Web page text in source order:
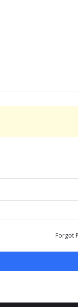
Forgot